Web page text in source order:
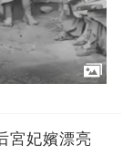
宮妃嬪漂亮